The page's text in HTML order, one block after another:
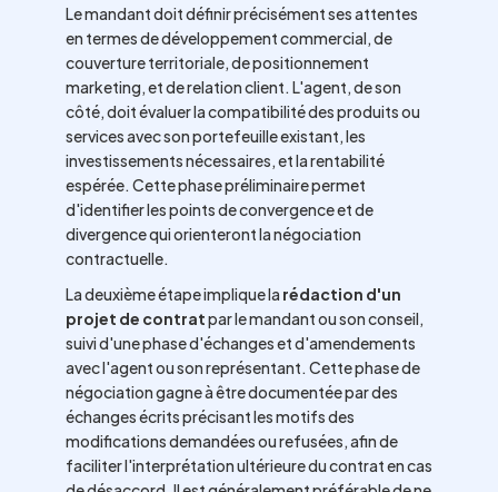
Le mandant doit définir précisément ses attentes
en termes de développement commercial, de
couverture territoriale, de positionnement
marketing, et de relation client. L'agent, de son
côté, doit évaluer la compatibilité des produits ou
services avec son portefeuille existant, les
investissements nécessaires, et la rentabilité
espérée. Cette phase préliminaire permet
d'identifier les points de convergence et de
divergence qui orienteront la négociation
contractuelle.
La deuxième étape implique la rédaction d'un
projet de contratpar le mandant ou son conseil,
suivi d'une phase d'échanges et d'amendements
avec l'agent ou son représentant. Cette phase de
négociation gagne à être documentée par des
échanges écrits précisant les motifs des
modifications demandées ou refusées, afin de
faciliter l'interprétation ultérieure du contrat en cas